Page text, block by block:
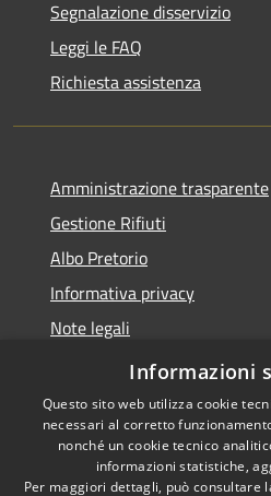
Segnalazione disservizio
Leggi le FAQ
Richiesta assistenza
Amministrazione trasparente
Gestione Rifiuti
Albo Pretorio
Informativa privacy
Note legali
Dichiarazione di accessibilità
Informazioni
Questo sito web utilizza cookie
necessari al corretto
nonché un cookie tecnico
informazioni statistiche,
Per maggiori dettagli, può consultare